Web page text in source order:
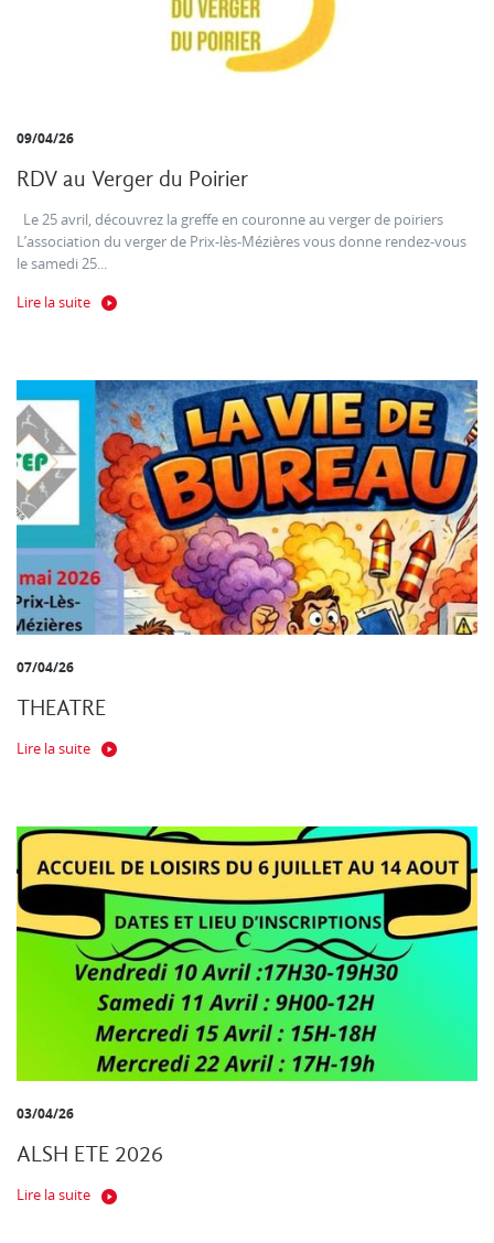
09/04/26
RDV au Verger du Poirier
Le 25 avril, découvrez la greffe en couronne au verger de poiriers
L’association du verger de Prix-lès-Mézières vous donne rendez-vous
le samedi 25...
Lire la suite
07/04/26
THEATRE
Lire la suite
03/04/26
ALSH ETE 2026
Lire la suite